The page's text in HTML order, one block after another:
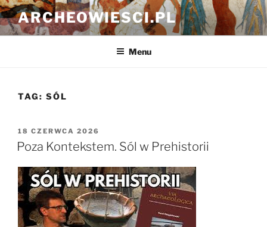
Przejdź
do
treści
ARCHEOWIESCI.PL
Menu
TAG: SÓL
OPUBLIKOWANE
W
18 CZERWCA 2026
Poza Kontekstem. Sól w Prehistorii